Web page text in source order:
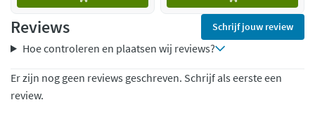
Reviews Schrijf jouw review
Hoe controleren en plaatsen wij reviews?
Er zijn nog geen reviews geschreven. Schrijf als eerste een
review.